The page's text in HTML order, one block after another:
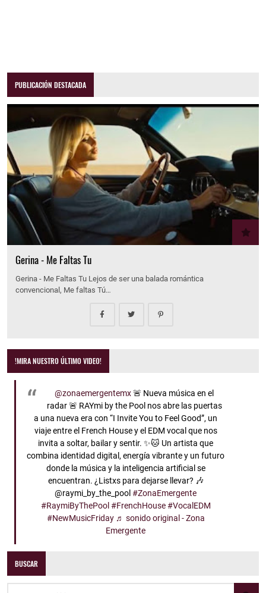
PUBLICACIÓN DESTACADA
Gerina - Me Faltas Tu
Gerina - Me Faltas Tu Lejos de ser una balada romántica
convencional, Me faltas Tú…
!MIRA NUESTRO ÚLTIMO VIDEO!
@zonaemergentemx🚨 Nueva música en el
radar 🚨 RAYmi by the Pool nos abre las puertas
a una nueva era con “I Invite You to Feel Good”, un
viaje entre el French House y el EDM vocal que nos
invita a soltar, bailar y sentir. ✨🐱 Un artista que
combina identidad digital, energía vibrante y un futuro
donde la música y la inteligencia artificial se
encuentran. ¿Listxs para dejarse llevar? 🎶
@raymi_by_the_pool#ZonaEmergente
#RaymiByThePool #FrenchHouse #VocalEDM
#NewMusicFriday ♬ sonido original - Zona
Emergente
BUSCAR